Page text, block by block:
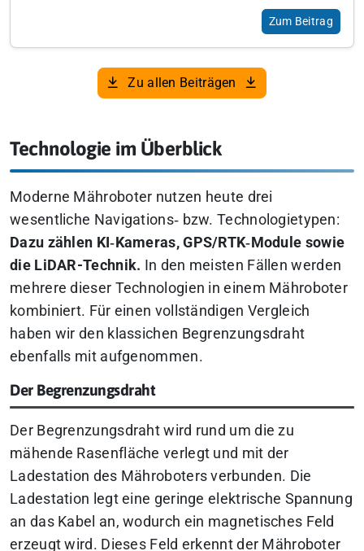
Zum Beitrag
Zu allen Beiträgen
Technologie im Überblick
Moderne Mähroboter nutzen heute drei
wesentliche Navigations‑ bzw. Technologietypen:
Dazu zählen KI‑Kameras, GPS/RTK‑Module sowie
die LiDAR-Technik. In den meisten Fällen werden
mehrere dieser Technologien in einem Mähroboter
kombiniert. Für einen vollständigen Vergleich
haben wir den klassichen Begrenzungsdraht
ebenfalls mit aufgenommen.
Der Begrenzungsdraht
Der Begrenzungsdraht wird rund um die zu
mähende Rasenfläche verlegt und mit der
Ladestation des Mähroboters verbunden. Die
Ladestation legt eine geringe elektrische Spannung
an das Kabel an, wodurch ein magnetisches Feld
erzeugt wird. Dieses Feld erkennt der Mähroboter